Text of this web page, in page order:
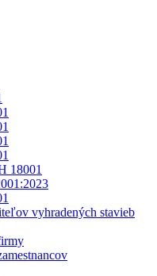
18001
vyhradených stavieb